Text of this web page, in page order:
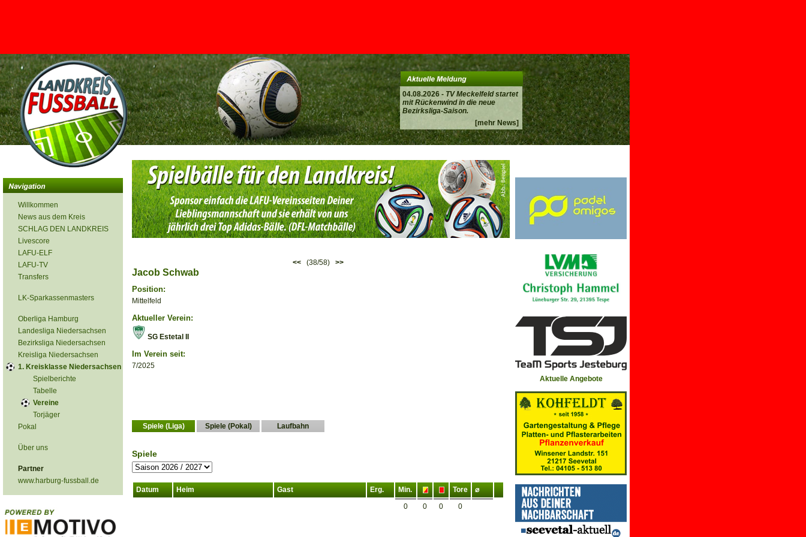
04.08.2026 - TV Meckelfeld startet
mit Rückenwind in die neue
Bezirksliga-Saison.
[mehr News]
<
Willkommen
News aus dem Kreis
SCHLAG DEN LANDKREIS
Livescore
LAFU-ELF
LAFU-TV
Transfers
LK-Sparkassenmasters
Oberliga Hamburg
Landesliga Niedersachsen
Bezirksliga Niedersachsen
Kreisliga Niedersachsen
1. Kreisklasse Niedersachsen
Spielberichte
Tabelle
Vereine
Torjäger
Pokal
Über uns
Partner
www.harburg-fussball.de
<< (38/58) >>
Jacob Schwab
Position:
Mittelfeld
Aktueller Verein:
SG Estetal II
Im Verein seit:
7/2025
Spiele (Liga) Spiele (Pokal) Laufbahn
Spiele
Datum Heim Gast Erg. Min. Tore
⌀
0
0 0 0
Aktuelle Angebote